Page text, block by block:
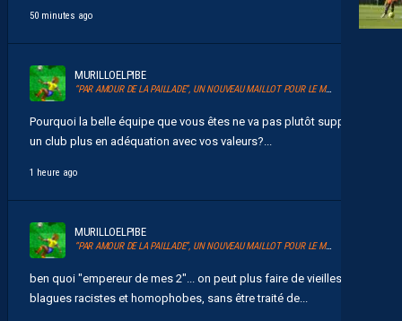
50 minutes ago
MURILLOELPIBE
“PAR AMOUR DE LA PAILLADE”, UN NOUVEAU MAILLOT POUR LE MHSC
Pourquoi la belle équipe que vous êtes ne va pas plutôt supporter
un club plus en adéquation avec vos valeurs?...
1 heure ago
MURILLOELPIBE
“PAR AMOUR DE LA PAILLADE”, UN NOUVEAU MAILLOT POUR LE MHSC
ben quoi "empereur de mes 2"... on peut plus faire de vieilles
blagues racistes et homophobes, sans être traité de...